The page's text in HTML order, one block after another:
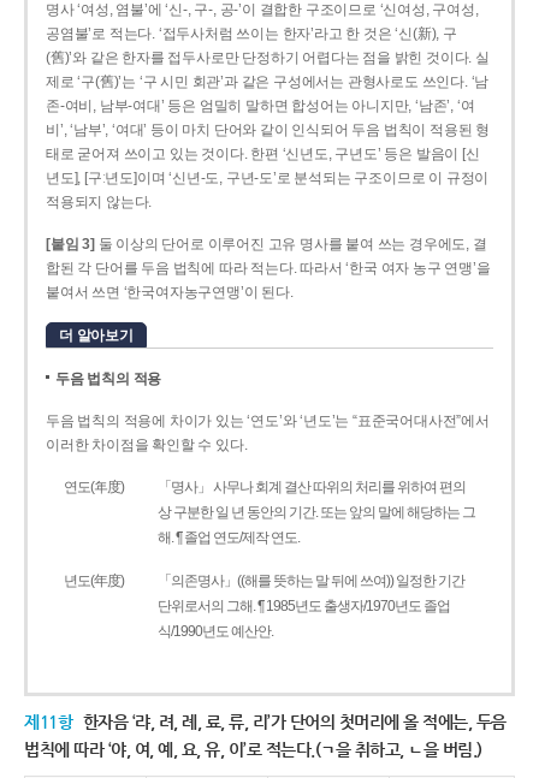
명사 ‘여성, 염불’에 ‘신-, 구-, 공-’이 결합한 구조이므로 ‘신여성, 구여성,
공염불’로 적는다. ‘접두사처럼 쓰이는 한자’라고 한 것은 ‘신(新), 구
(舊)’와 같은 한자를 접두사로만 단정하기 어렵다는 점을 밝힌 것이다. 실
제로 ‘구(舊)’는 ‘구 시민 회관’과 같은 구성에서는 관형사로도 쓰인다. ‘남
존­-여비, 남부-­여대’ 등은 엄밀히 말하면 합성어는 아니지만, ‘남존’, ‘여
비’, ‘남부’, ‘여대’ 등이 마치 단어와 같이 인식되어 두음 법칙이 적용된 형
태로 굳어져 쓰이고 있는 것이다. 한편 ‘신년도, 구년도’ 등은 발음이 [신
년도], [구ː년도]이며 ‘신년­-도, 구년-­도’로 분석되는 구조이므로 이 규정이
적용되지 않는다.
[붙임 3] 둘 이상의 단어로 이루어진 고유 명사를 붙여 쓰는 경우에도, 결
합된 각 단어를 두음 법칙에 따라 적는다. 따라서 ‘한국 여자 농구 연맹’을
붙여서 쓰면 ‘한국여자농구연맹’이 된다.
더 알아보기
두음 법칙의 적용
두음 법칙의 적용에 차이가 있는 ‘연도’와 ‘년도’는 “표준국어대사전”에서
이러한 차이점을 확인할 수 있다.
연도(年度)
「명사」 사무나 회계 결산 따위의 처리를 위하여 편의
상 구분한 일 년 동안의 기간. 또는 앞의 말에 해당하는 그
해. ¶ 졸업 연도/제작 연도.
년도(年度)
「의존명사」((해를 뜻하는 말 뒤에 쓰여)) 일정한 기간
단위로서의 그해. ¶ 1985년도 출생자/1970년도 졸업
식/1990년도 예산안.
제11항 한자음 ‘랴, 려, 례, 료, 류, 리’가 단어의 첫머리에 올 적에는, 두음
법칙에 따라 ‘야, 여, 예, 요, 유, 이’로 적는다.(ㄱ을 취하고, ㄴ을 버림.)